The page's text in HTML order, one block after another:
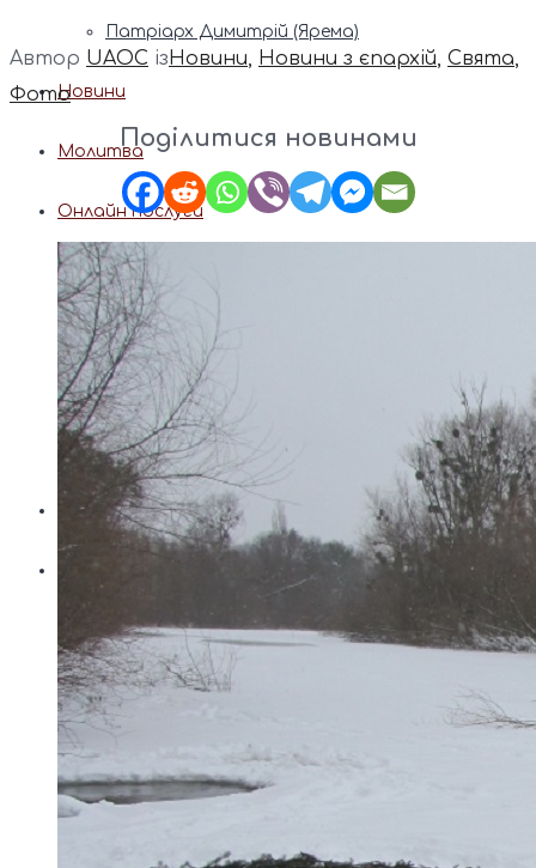
Патріарх Димитрій (Ярема)
Новини
Молитва
Онлайн послуги
Допомога священника
Записки за здоров’я та за упокій
Поставити свічку
Молитви
Календар
Контакти
Автор UAOC ізНовини, Новини з єпархій, Свята,
Фото
Поділитися новинами